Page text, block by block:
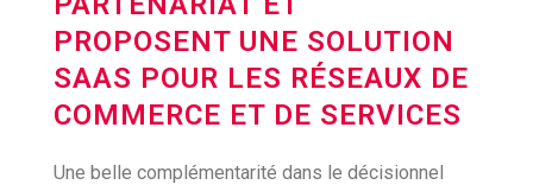
PROPOSENT UNE SOLUTION
SAAS POUR LES RÉSEAUX DE
COMMERCE ET DE SERVICES
Une belle complémentarité dans le décisionnel